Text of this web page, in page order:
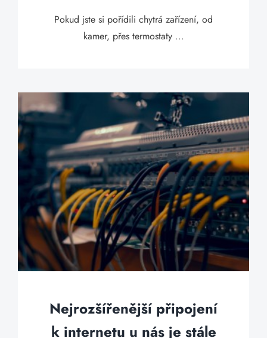
Pokud jste si pořídili chytrá zařízení, od
kamer, přes termostaty ...
Nejrozšířenější připojení
k internetu u nás je stále